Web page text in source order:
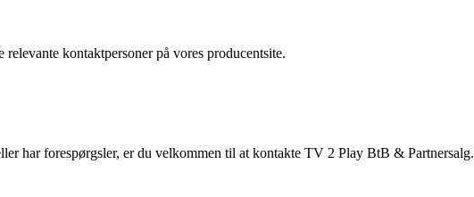
kontaktpersoner på vores producentsite.
har forespørgsler, er du velkommen til at kontakte TV 2 Play BtB & Partnersalg.